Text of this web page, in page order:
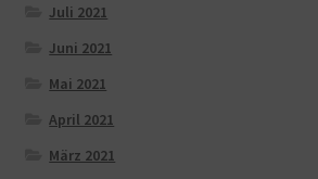
Juli 2021
Juni 2021
Mai 2021
April 2021
März 2021